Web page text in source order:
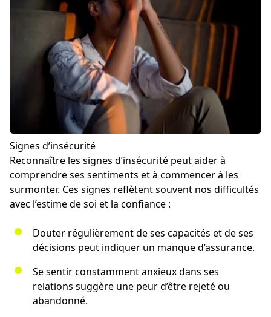
Signes d’insécurité
Reconnaître les signes d’insécurité peut aider à
comprendre ses sentiments et à commencer à les
surmonter. Ces signes reflètent souvent nos difficultés
avec l’estime de soi et la confiance :
Douter régulièrement de ses capacités et de ses
décisions peut indiquer un manque d’assurance.
Se sentir constamment anxieux dans ses
relations suggère une peur d’être rejeté ou
abandonné.